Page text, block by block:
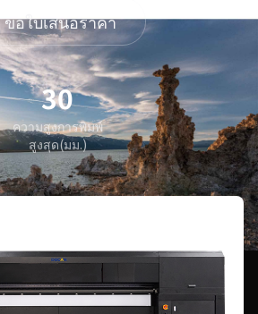
ขอใบเสนอราคา
30
ความสูงการพิมพ์
สูงสุด(มม.)